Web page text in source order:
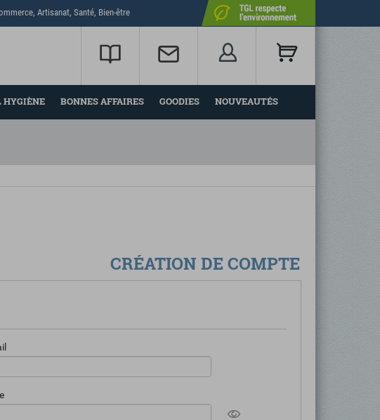
HYGIÈNE BONNES AFFAIRES GOODIES NOUVEAUTÉS
CRÉATION DE COMPTE
Artisanat, Santé, Bien-être